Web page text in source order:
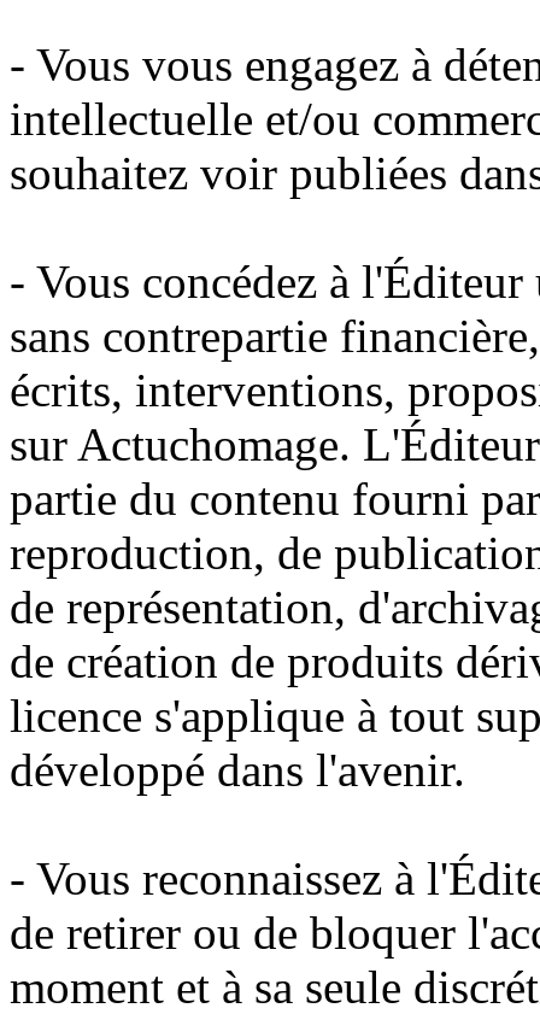
- Vous vous engagez à
intellectuelle et/ou
souhaitez voir publiées
- Vous concédez à
sans contrepartie
écrits, interventions,
sur Actuchomage.
partie du contenu fourni
reproduction, de
de représentation,
de création de produits
licence s'applique à tout
développé dans l'avenir.
- Vous reconnaissez à
de retirer ou de bloquer
moment et à sa seule